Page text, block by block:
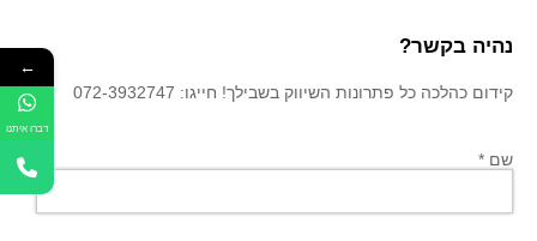
נהיה בקשר?
קידום כהלכה כל פתרונות השיווק בשבילך! חייגו: 072-3932747
שם *
←
דברו איתנו